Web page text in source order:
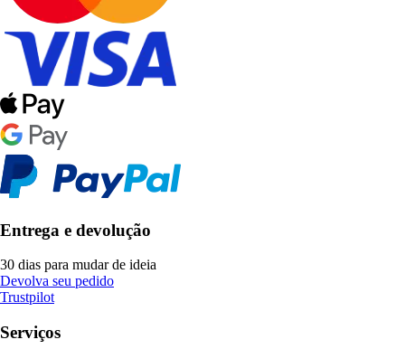
Entrega e devolução
30 dias para mudar de ideia
Devolva seu pedido
Trustpilot
Serviços